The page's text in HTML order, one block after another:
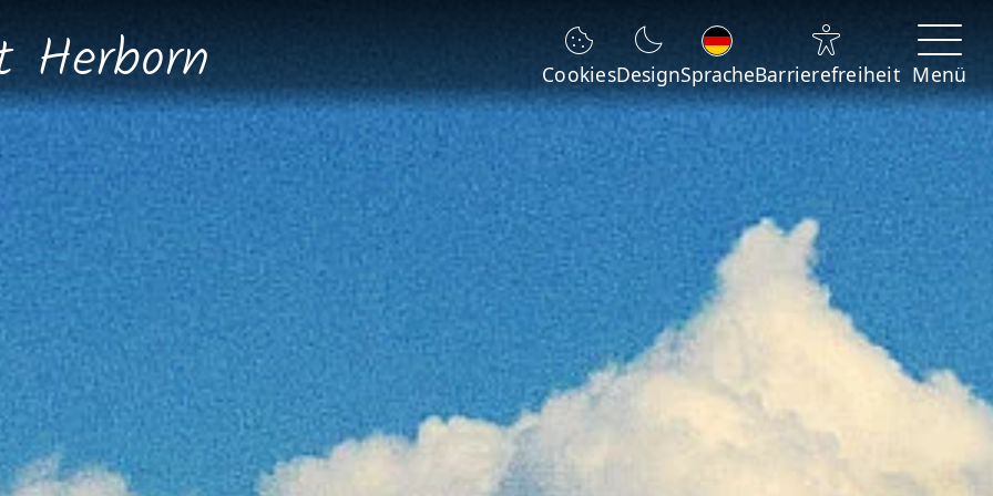
Herborn CookiesDesign
Sprache wechseln
SpracheBarrierefreiheit Menü